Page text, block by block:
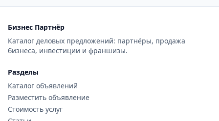
Бизнес Партнёр
Каталог деловых предложений: партнёры, продажа
бизнеса, инвестиции и франшизы.
Разделы
Каталог объявлений
Разместить объявление
Стоимость услуг